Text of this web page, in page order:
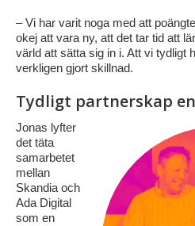
– Vi har varit noga med att
okej att vara ny, att det tar tid att
värld att sätta sig in i. Att vi tydligt
verkligen gjort skillnad.
Tydligt partnerskap
Jonas lyfter
det täta
samarbetet
mellan
Skandia och
Ada Digital
som en